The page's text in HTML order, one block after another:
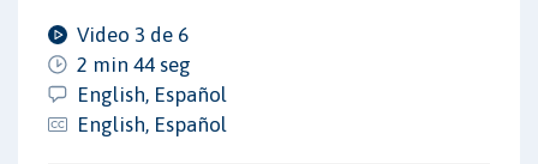
Video 3 de 6
2 min 44 seg
English, Español
English, Español